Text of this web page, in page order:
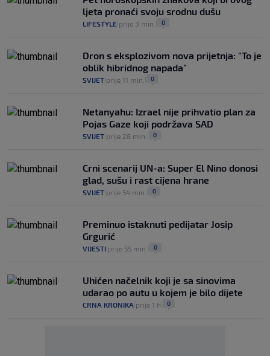
ljeta pronaći svoju srodnu dušu
LIFESTYLE prije 3 min. 0
Dron s eksplozivom nova prijetnja: "To je
oblik hibridnog napada"
SVIJET prije 11 min. 0
Netanyahu: Izrael nije prihvatio plan za
Pojas Gaze koji podržava SAD
SVIJET prije 28 min. 0
Crni scenarij UN-a: Super El Nino donosi
glad, sušu i rast cijena hrane
SVIJET prije 54 min. 0
Preminuo istaknuti pedijatar Josip
Grgurić
VIJESTI prije 55 min. 0
Uhićen načelnik koji je sa sinovima
udarao po autu u kojem je bilo dijete
CRNA KRONIKA prije 1 h 0